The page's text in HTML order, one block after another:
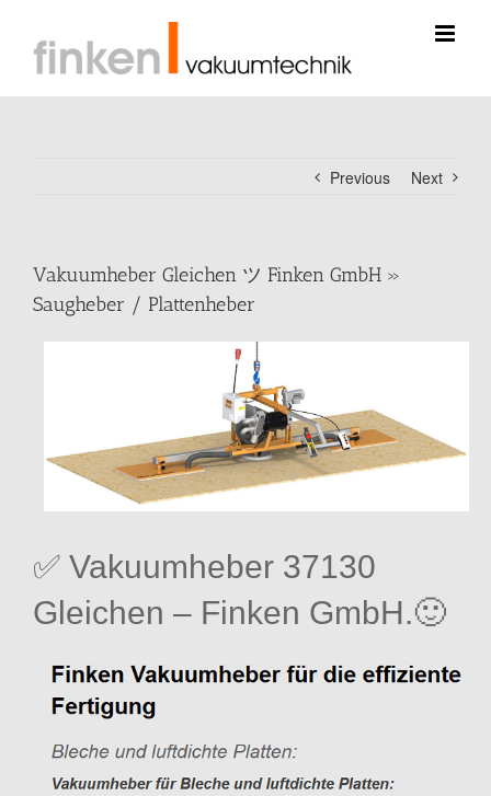
content
Previous Next
Vakuumheber Gleichen ツ Finken GmbH »
Saugheber / Plattenheber
✅ Vakuumheber 37130
Gleichen – Finken GmbH.🙂